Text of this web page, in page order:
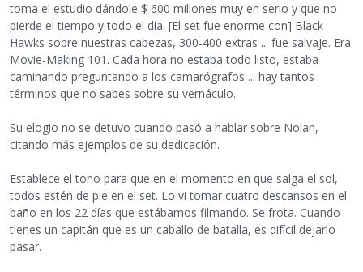
toma el estudio dándole $ 600 millones muy en serio y que no
pierde el tiempo y todo el día. [El set fue enorme con] Black
Hawks sobre nuestras cabezas, 300-400 extras ... fue salvaje. Era
Movie-Making 101. Cada hora no estaba todo listo, estaba
caminando preguntando a los camarógrafos ... hay tantos
términos que no sabes sobre su vernáculo.
Su elogio no se detuvo cuando pasó a hablar sobre Nolan,
citando más ejemplos de su dedicación.
Establece el tono para que en el momento en que salga el sol,
todos estén de pie en el set. Lo vi tomar cuatro descansos en el
baño en los 22 días que estábamos filmando. Se frota. Cuando
tienes un capitán que es un caballo de batalla, es difícil dejarlo
pasar.